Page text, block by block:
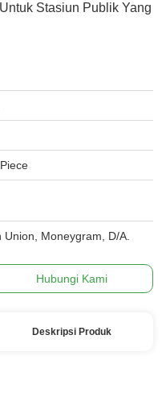
Stasiun Publik Yang
Union, Moneygram, D/A.
Hubungi Kami
Deskripsi Produk